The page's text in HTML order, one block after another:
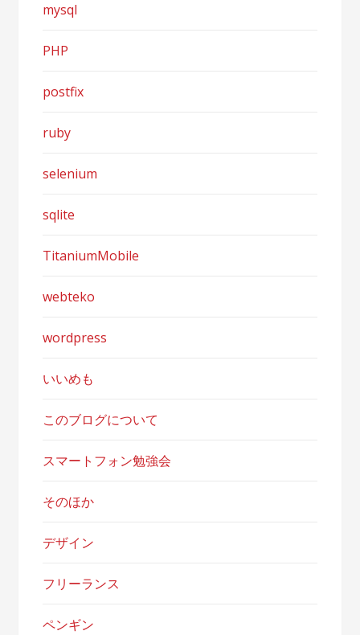
mysql
PHP
postfix
ruby
selenium
sqlite
TitaniumMobile
webteko
wordpress
いいめも
このブログについて
スマートフォン勉強会
そのほか
デザイン
フリーランス
ペンギン